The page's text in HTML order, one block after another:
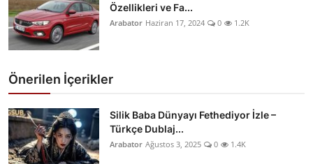
Özellikleri ve Fa...
Arabator Haziran 17, 2024 0 1.2K
Önerilen İçerikler
Silik Baba Dünyayı Fethediyor İzle –
Türkçe Dublaj...
Arabator Ağustos 3, 2025 0 1.4K